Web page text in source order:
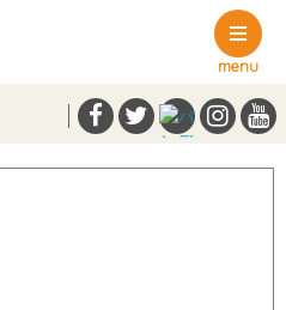
menu